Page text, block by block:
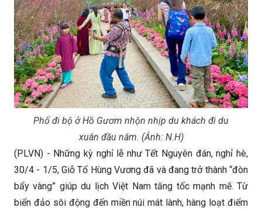
Phố đi bộ ở Hồ Gươm nhộn nhịp du khách đi du
xuân đầu năm. (Ảnh: N.H)
(PLVN) - Những kỳ nghỉ lễ như Tết Nguyên đán, nghỉ hè,
30/4 - 1/5, Giỗ Tổ Hùng Vương đã và đang trở thành “đòn
bẩy vàng” giúp du lịch Việt Nam tăng tốc mạnh mẽ. Từ
biển đảo sôi động đến miền núi mát lành, hàng loạt điểm